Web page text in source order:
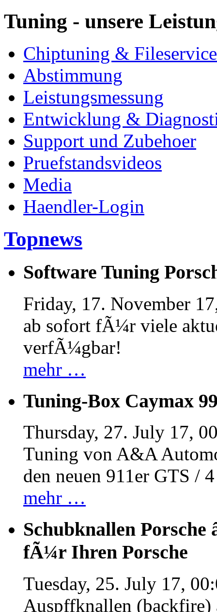
Tuning - unsere
Chiptuning & Fileservice
Abstimmung
Leistungsmessung
Entwicklung &
Support und Zubehoer
Pruefstandsvideos
Media
Haendler-Login
Topnews
Software Tuning
Friday, 17. November
ab sofort fÃ¼r viele
verfÃ¼gbar!
mehr …
Tuning-Box Caymax
Thursday, 27. July 17,
Tuning von A&A
den neuen 911er GTS /
mehr …
Schubknallen Porsche
fÃ¼r Ihren Porsche
Tuesday, 25. July 17,
Auspffknallen